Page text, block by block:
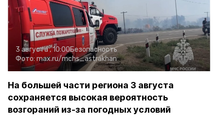
3 августа , 10:00Безопасность
Фото: max.ru/mchs_astrakhan
На большей части региона 3 августа
сохраняется высокая вероятность
возгораний из-за погодных условий